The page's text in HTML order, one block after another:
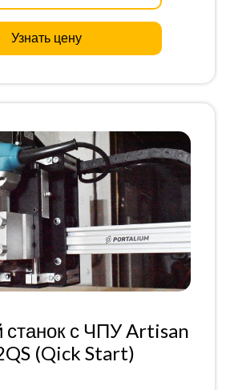
Узнать цену
станок с ЧПУ Artisan
(Qick Start)